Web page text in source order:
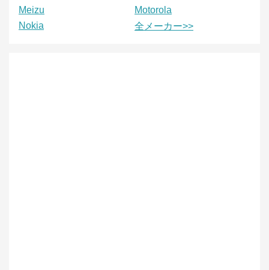
Meizu
Motorola
Nokia
全メーカー>>